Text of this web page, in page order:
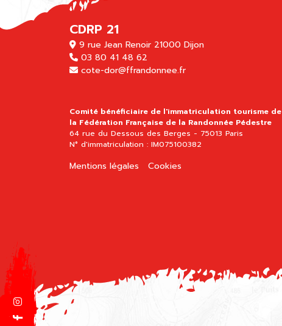
CDRP 21
9 rue Jean Renoir 21000 Dijon
03 80 41 48 62
cote-dor@ffrandonnee.fr
Comité bénéficiaire de l'immatriculation tourisme de
la Fédération Française de la Randonnée Pédestre
64 rue du Dessous des Berges - 75013 Paris
N° d'immatriculation : IM075100382
Mentions légales Cookies